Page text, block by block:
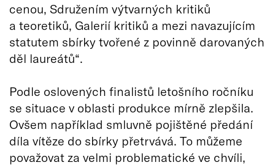
cenou, Sdružením výtvarných kritiků
a teoretiků, Galerií kritiků a mezi navazujícím
statutem sbírky tvořené z povinně darovaných
děl laureátů“.
Podle oslovených finalistů letošního ročníku
se situace v oblasti produkce mírně zlepšila.
Ovšem například smluvně pojištěné předání
díla vítěze do sbírky přetrvává. To můžeme
považovat za velmi problematické ve chvíli,